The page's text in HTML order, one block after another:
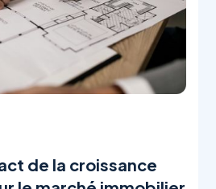
de la croissance